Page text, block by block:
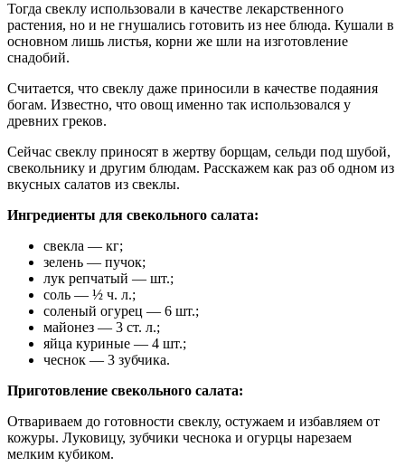
Тогда свеклу использовали в качестве лекарственного
растения, но и не гнушались готовить из нее блюда. Кушали в
основном лишь листья, корни же шли на изготовление
снадобий.
Считается, что свеклу даже приносили в качестве подаяния
богам. Известно, что овощ именно так использовался у
древних греков.
Сейчас свеклу приносят в жертву борщам, сельди под шубой,
свекольнику и другим блюдам. Расскажем как раз об одном из
вкусных салатов из свеклы.
Ингредиенты для свекольного салата:
свекла — кг;
зелень — пучок;
лук репчатый — шт.;
соль — ½ ч. л.;
соленый огурец — 6 шт.;
майонез — 3 ст. л.;
яйца куриные — 4 шт.;
чеснок — 3 зубчика.
Приготовление свекольного салата:
Отвариваем до готовности свеклу, остужаем и избавляем от
кожуры. Луковицу, зубчики чеснока и огурцы нарезаем
мелким кубиком.